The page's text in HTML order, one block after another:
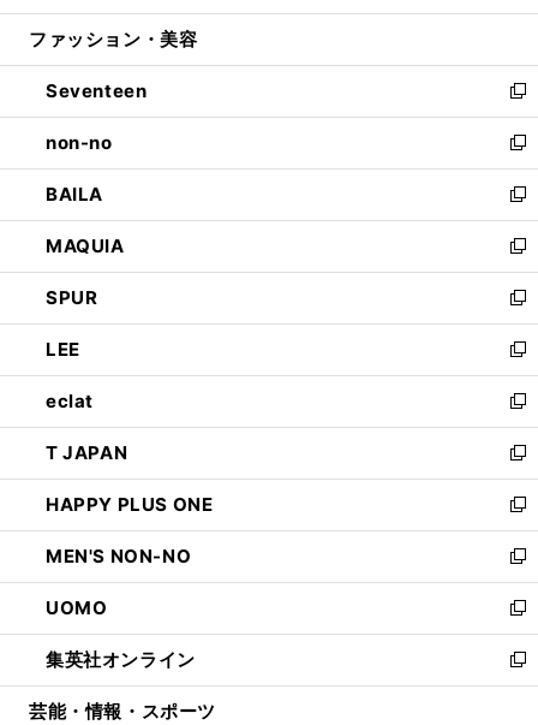
開
ウ
開
く
ン
ウ
で
開
く
ウ
ン
ド
ウ
で
開
く
ファッション・美容
Seventeen
新
し
い
ウ
ィ
ン
ド
ウ
で
開
く
non-no
新
し
い
ウ
ィ
ン
ド
ウ
で
開
く
BAILA
新
し
い
ウ
ィ
ン
ド
ウ
で
開
く
MAQUIA
新
し
い
ウ
ィ
ン
ド
ウ
で
開
く
SPUR
新
し
い
ウ
ィ
ン
ド
ウ
で
開
く
LEE
新
し
い
ウ
ィ
ン
ド
ウ
で
開
く
eclat
新
し
い
ウ
ィ
ン
ド
ウ
で
開
く
T JAPAN
新
し
い
ウ
ィ
ン
ド
ウ
で
開
HAPPY PLUS ONE
新
し
い
ウ
ィ
ン
ド
ウ
MEN'S NON-NO
新
し
い
ウ
ィ
ン
UOMO
新
し
い
ウ
集英社オンライン
新
し
芸能・情報・スポーツ